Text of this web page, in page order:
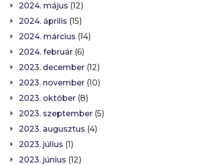
2024. május (12)
2024. április (15)
2024. március (14)
2024. február (6)
2023. december (12)
2023. november (10)
2023. október (8)
2023. szeptember (5)
2023. augusztus (4)
2023. július (1)
2023. június (12)